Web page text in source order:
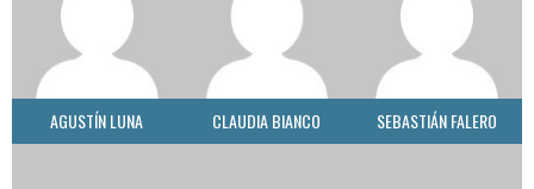
AGUSTÍN LUNA CLAUDIA BIANCO SEBASTIÁN FALERO